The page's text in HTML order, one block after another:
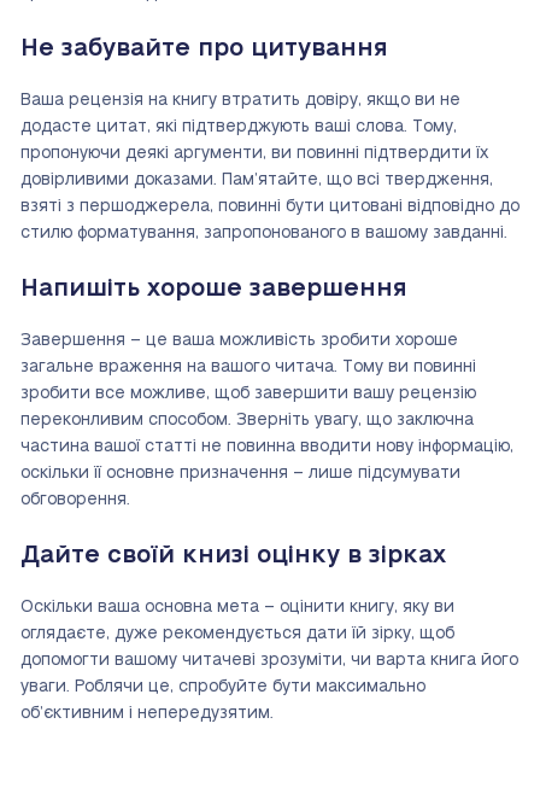
Не забувайте про цитування
Ваша рецензія на книгу втратить довіру, якщо ви не
додасте цитат, які підтверджують ваші слова. Тому,
пропонуючи деякі аргументи, ви повинні підтвердити їх
довірливими доказами. Пам’ятайте, що всі твердження,
взяті з першоджерела, повинні бути цитовані відповідно до
стилю форматування, запропонованого в вашому завданні.
Напишіть хороше завершення
Завершення – це ваша можливість зробити хороше
загальне враження на вашого читача. Тому ви повинні
зробити все можливе, щоб завершити вашу рецензію
переконливим способом. Зверніть увагу, що заключна
частина вашої статті не повинна вводити нову інформацію,
оскільки її основне призначення – лише підсумувати
обговорення.
Дайте своїй книзі оцінку в зірках
Оскільки ваша основна мета – оцінити книгу, яку ви
оглядаєте, дуже рекомендується дати їй зірку, щоб
допомогти вашому читачеві зрозуміти, чи варта книга його
уваги. Роблячи це, спробуйте бути максимально
об’єктивним і непередузятим.